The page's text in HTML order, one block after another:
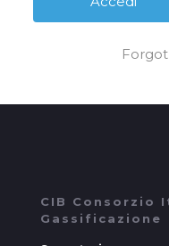
CIB Consorzio
Gassificazione